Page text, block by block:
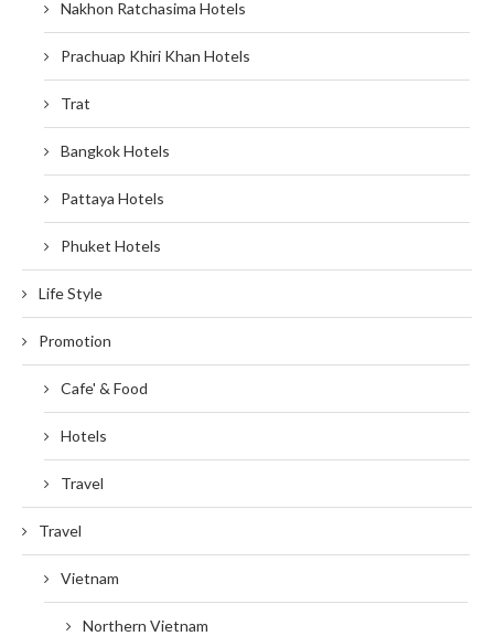
Nakhon Ratchasima Hotels
Prachuap Khiri Khan Hotels
Trat
Bangkok Hotels
Pattaya Hotels
Phuket Hotels
Life Style
Promotion
Cafe' & Food
Hotels
Travel
Travel
Vietnam
Northern Vietnam